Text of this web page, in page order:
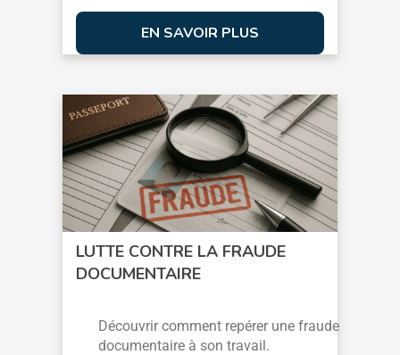
EN SAVOIR PLUS
LUTTE CONTRE LA FRAUDE
DOCUMENTAIRE
Découvrir comment repérer une fraude
documentaire à son travail.